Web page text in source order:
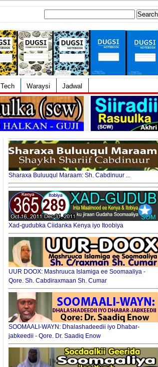
Tech Waraysi Jadwal
Sharaxa Buluuqul Maraam: Sh. Cabdinuur ...
Xad-gudubka Ciidanka Kenya iyo Itoobiya
UUR DOOX: Mashruuca Islamiga ee Soomaaliya -
Qore. Sh. Cabdiraxmaan Sh. Cumar
SOOMAALI-WAYN: Dhalashadeedii iyo Dhabar-
jabkeedii - Qore. Dr. Saadiq Enow